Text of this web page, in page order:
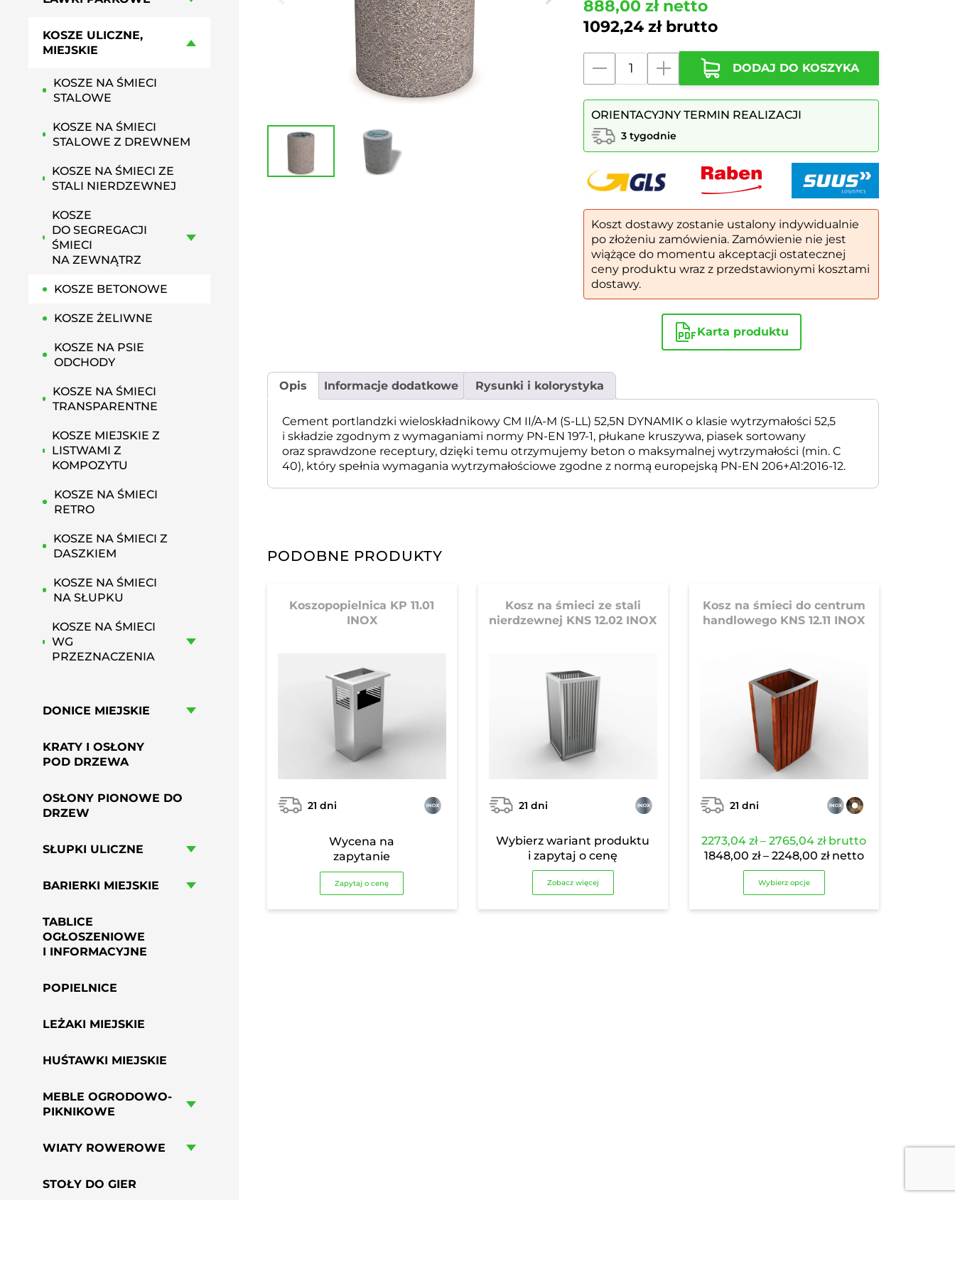
GRILLE PARKOWE, OSIEDLOWE
PRZYSIADKI MIEJSKIE
888,00złnetto
1092,24złbrutto
betonowy
okrągły
id.
114
beton
płukany
+
kruszywo
DODAJ DO KOSZYKA
ORIENTACYJNY TERMIN REALIZACJI
3 tygodnie
Koszt dostawy zostanie ustalony indywidualnie
po złożeniu zamówienia. Zamówienie nie jest
wiążące do momentu akceptacji ostatecznej
ceny produktu wraz z przedstawionymi kosztami
dostawy.
Karta produktu
Opis Informacje dodatkowe Rysunki i kolorystyka
Cement portlandzki wieloskładnikowy CM II/A-M (S-LL) 52,5N DYNAMIK o klasie wytrzymałości 52,5
i składzie zgodnym z wymaganiami normy PN-EN 197-1, płukane kruszywa, piasek sortowany
oraz sprawdzone receptury, dzięki temu otrzymujemy beton o maksymalnej wytrzymałości (min. C
40), który spełnia wymagania wytrzymałościowe zgodne z normą europejską PN-EN 206+A1:2016-12.
PODOBNE PRODUKTY
Koszopopielnica KP 11.01
INOX
21 dni
Wycena na
zapytanie
Zapytaj o cenę
Kosz na śmieci ze stali
nierdzewnej KNS 12.02 INOX
21 dni
Wybierz wariant produktu
i zapytaj o cenę
Zobacz więcej
Kosz na śmieci do centrum
handlowego KNS 12.11 INOX
21 dni
2273,04zł – 2765,04złZakres
cen:
2765,04 zł
brutto
1848,00 zł – 2248,00 złZakres
do
netto
Wybierz opcje
KOSZE ULICZNE,
MIEJSKIE
KOSZE NA ŚMIECI
STALOWE
KOSZE NA ŚMIECI
STALOWE Z DREWNEM
KOSZE NA ŚMIECI ZE
STALI NIERDZEWNEJ
KOSZE
DO SEGREGACJI
ŚMIECI
NA ZEWNĄTRZ
KOSZE BETONOWE
KOSZE ŻELIWNE
KOSZE NA PSIE
ODCHODY
KOSZE NA ŚMIECI
TRANSPARENTNE
KOSZE MIEJSKIE Z
LISTWAMI Z
KOMPOZYTU
KOSZE NA ŚMIECI
RETRO
KOSZE NA ŚMIECI Z
DASZKIEM
KOSZE NA ŚMIECI
NA SŁUPKU
KOSZE NA ŚMIECI
WG
PRZEZNACZENIA
DONICE MIEJSKIE
KRATY I OSŁONY
POD DRZEWA
OSŁONY PIONOWE DO
DRZEW
SŁUPKI ULICZNE
BARIERKI MIEJSKIE
TABLICE
OGŁOSZENIOWE
I INFORMACYJNE
POPIELNICE
LEŻAKI MIEJSKIE
HUŚTAWKI MIEJSKIE
MEBLE OGRODOWO-
PIKNIKOWE
WIATY ROWEROWE
STOŁY DO GIER